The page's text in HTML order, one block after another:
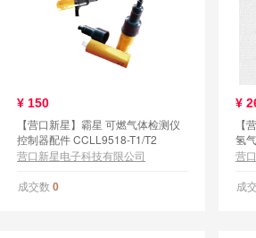
¥ 150
【营口新星】霸星 可燃气体检测仪
控制器配件 CCLL9518-T1/T2
营口新星电子科技有限公司
成交数 0
¥
【
氢
营
成